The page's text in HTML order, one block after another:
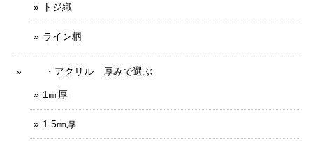
トジ織
ライン柄
・アクリル 厚みで選ぶ
1㎜厚
1.5㎜厚